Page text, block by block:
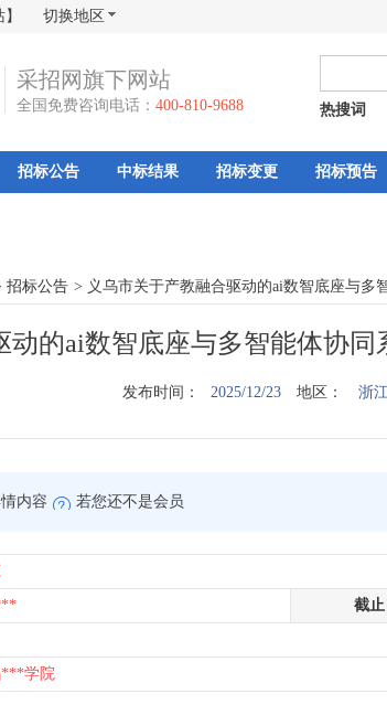
切换地区
采招网旗下网站
全国免费咨询电话： 400-810-9688 热搜词
招标公告 中标结果 招标变更 招标预告
招标公告 > 义乌市关于产教融合驱动的ai数智底座与
动的ai数智底座与多智能体协
发布时间： 2025/12/23 地区： 浙
内容 若您还不是会员
截止
***学院